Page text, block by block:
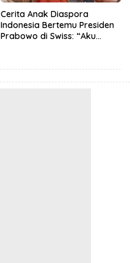
Cerita Anak Diaspora
Indonesia Bertemu Presiden
Prabowo di Swiss: “Aku